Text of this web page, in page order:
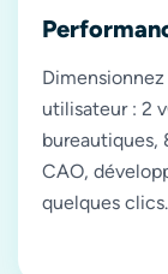
utilisateur : 2
bureautiques,
CAO,
quelques clics.